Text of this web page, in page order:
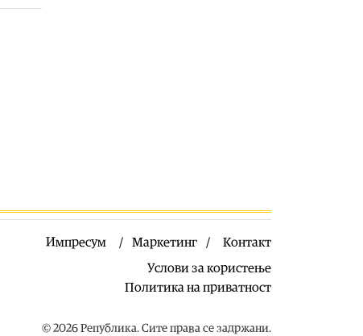
07.08.2026
воведување нови интервентни
мерки, ценовните движења се
Македонија
Едно од „децата“ на
Импресум Маркетинг
Контакт
Услови за користење
Политика на приватност
© 2026 Република. Сите права се задржани.